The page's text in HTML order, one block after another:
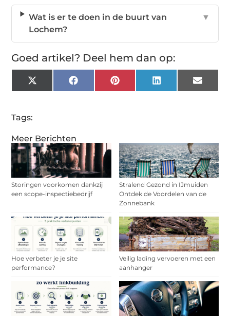
Meer Berichten
Storingen voorkomen dankzij
een scope-inspectiebedrijf
Stralend Gezond in IJmuiden
Ontdek de Voordelen van de
Zonnebank
Hoe verbeter je je site
performance?
Veilig lading vervoeren met een
aanhanger
Wat is er te doen in de buurt van
Lochem?
▼
Goed artikel? Deel hem dan op:
X
(Twitter)
FacebookPinterestLinkedIn Email
Tags: